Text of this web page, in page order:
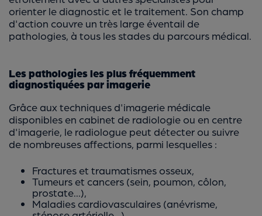
orienter le diagnostic et le traitement. Son champ
d'action couvre un très large éventail de
pathologies, à tous les stades du parcours médical.
Les pathologies les plus fréquemment
diagnostiquées par imagerie
Grâce aux techniques d'imagerie médicale
disponibles en cabinet de radiologie ou en centre
d'imagerie, le radiologue peut détecter ou suivre
de nombreuses affections, parmi lesquelles :
Fractures et traumatismes osseux,
Tumeurs et cancers (sein, poumon, côlon,
prostate...),
Maladies cardiovasculaires (anévrisme,